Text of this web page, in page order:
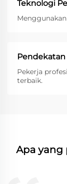
Teknologi
Pekerja
terbaik.
Apa